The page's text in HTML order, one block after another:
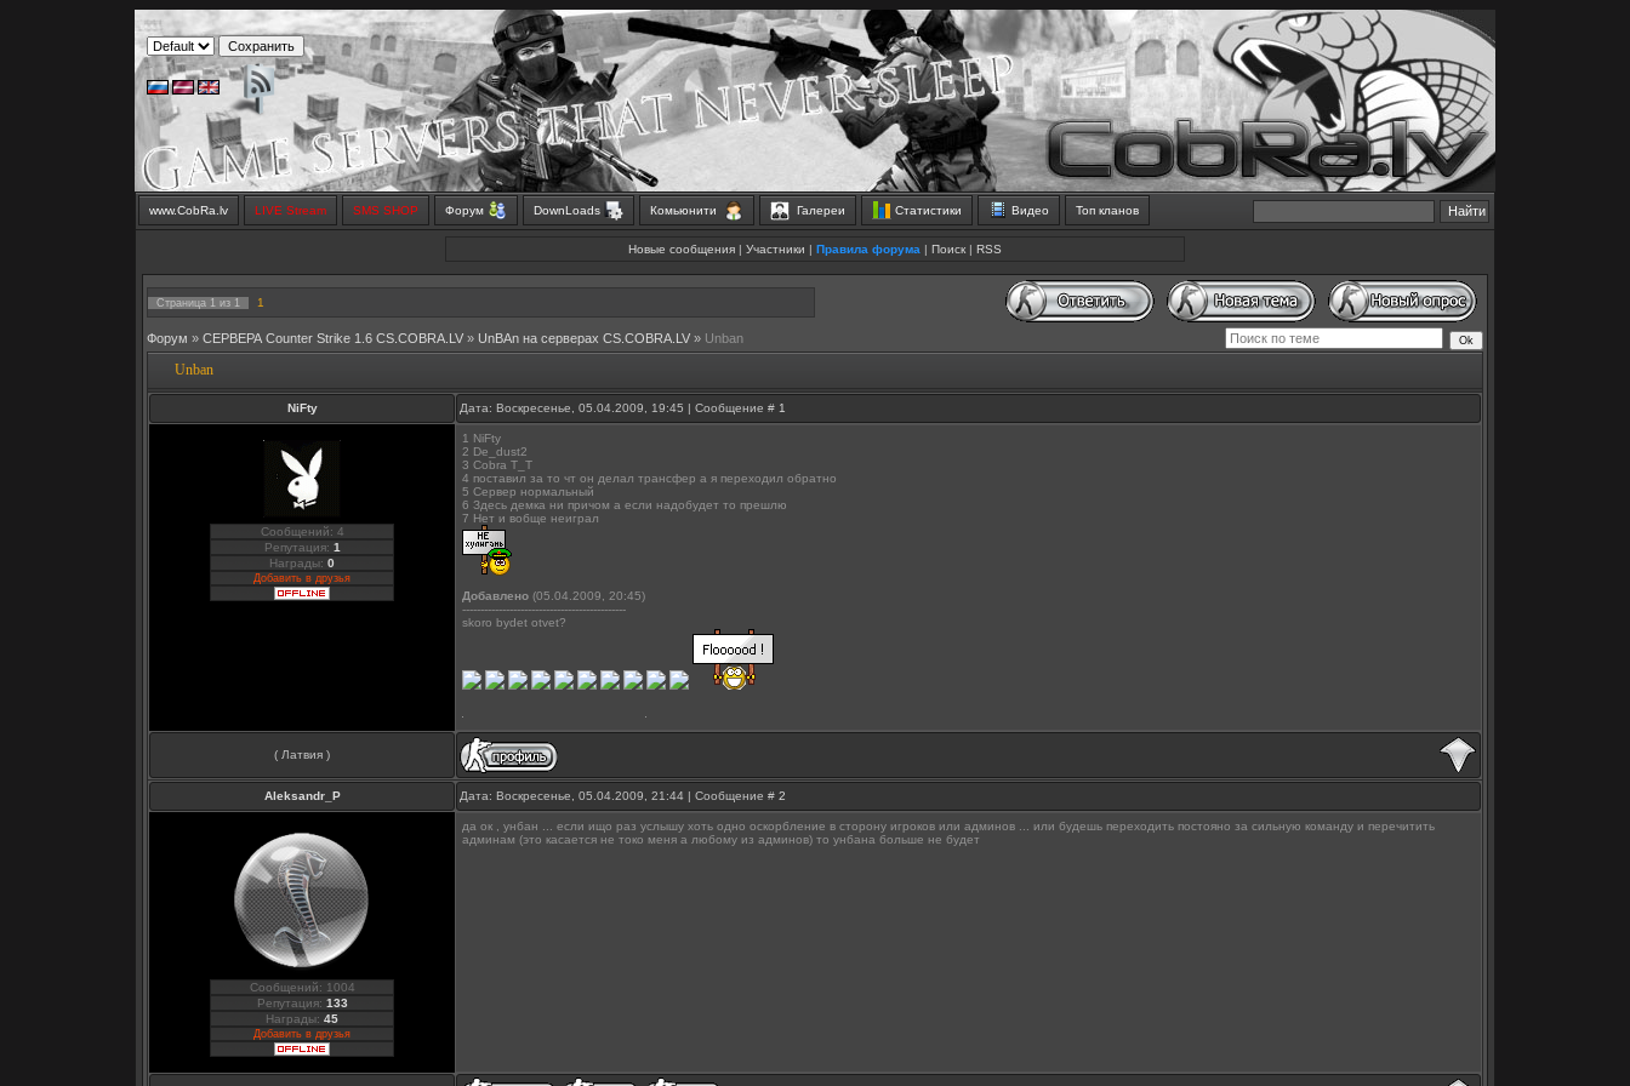
www.CobRa.lv LIVE Stream SMS SHOP Форум DownLoads Комьюнити Галереи Статистики Видео Топ кланов
Новые сообщения | Участники | Правила форума | Поиск | RSS
Страница 1 из 1 1
Форум » СЕРВЕРА Counter Strike 1.6 CS.COBRA.LV » UnBAn на серверах CS.COBRA.LV » Unban
Unban
NiFty Дата: Воскресенье, 05.04.2009, 19:45 | Сообщение # 1
Сообщений: 4
Репутация: 1
Награды: 0
Добавить в друзья
1 NiFty
2 De_dust2
3 Cobra T_T
4 поставил за то чт он делал трансфер а я переходил обратно
5 Сервер нормальный
6 Здесь демка ни причом а если надобудет то прешлю
7 Нет и вобще неиграл
Добавлено (05.04.2009, 20:45)
---------------------------------------------
skoro bydet otvet?
( Латвия )
Aleksandr_P Дата: Воскресенье, 05.04.2009, 21:44 | Сообщение # 2
Сообщений: 1004
Репутация: 133
Награды: 45
Добавить в друзья
да ок , унбан ... если ищо раз услышу хоть одно оскорбление в сторону игроков или админов ... или будешь переходить постояно за сильную команду и перечитить
админам (это касается не токо меня а любому из админов) то унбана больше не будет